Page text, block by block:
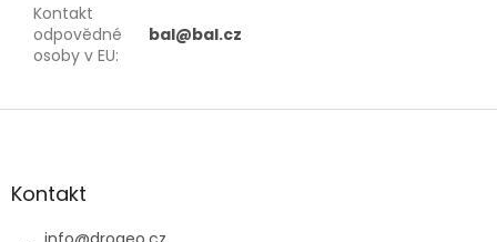
Kontakt
odpovědné
osoby v EU:
bal@bal.cz
Z
aKontakt